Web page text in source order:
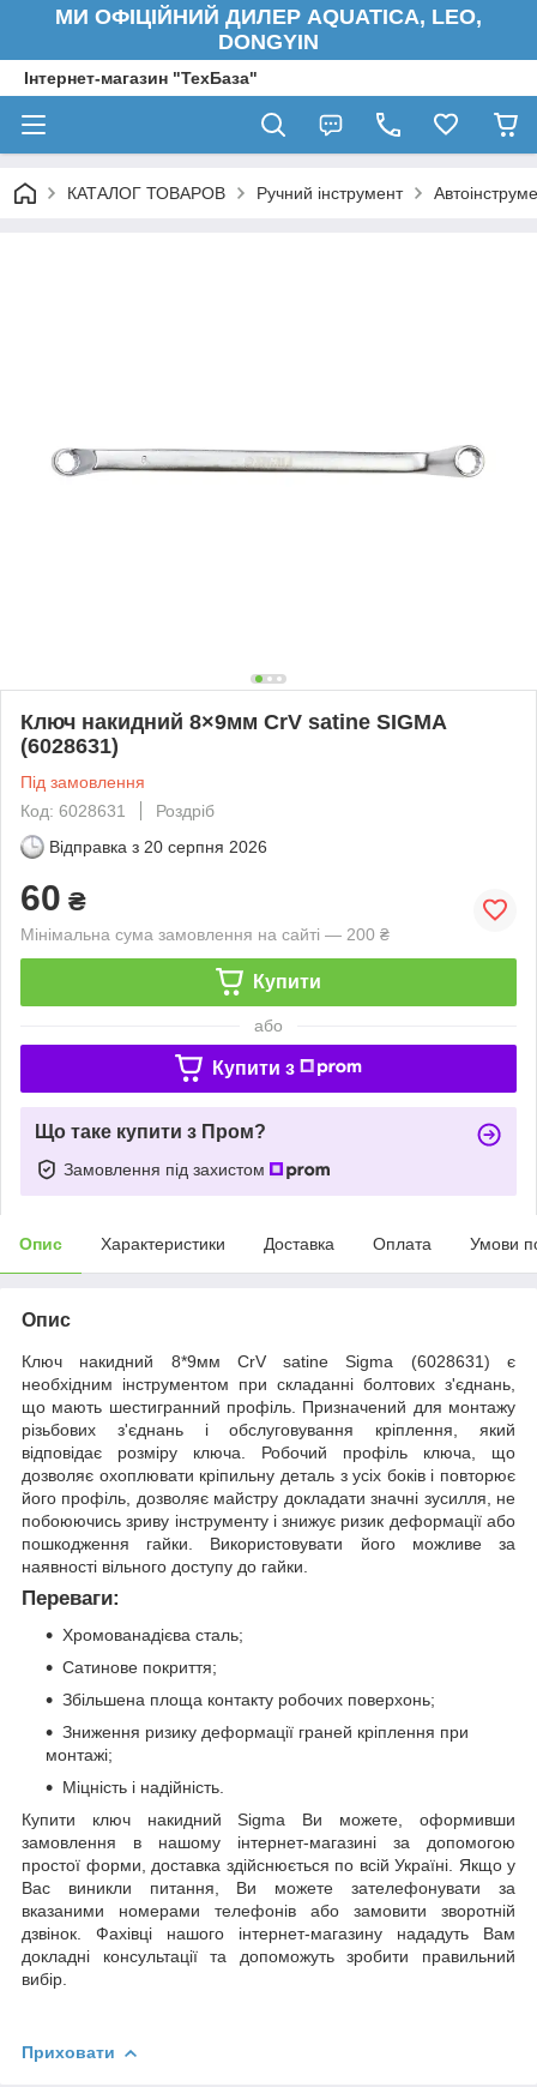
МИ ОФІЦІЙНИЙ ДИЛЕР AQUATICA, LEO,
DONGYIN
Інтернет-магазин "ТехБаза"
КАТАЛОГ ТОВАРОВ Ручний інструмент
Ключ накидний 8×9мм CrV satine SIGMA
(6028631)
Під замовлення
Код: 6028631
Роздріб
Відправка з 20 серпня 2026
60 ₴
Мінімальна сума замовлення на сайті — 200 ₴
Купити
або
Купити з
Що таке купити з Пром?
Замовлення під захистом
Опис Характеристики Доставка Оплата Умови
Опис
Ключ накидний 8*9мм CrV satine Sigma (6028631) є
необхідним інструментом при складанні болтових з'єднань,
що мають шестигранний профіль. Призначений для монтажу
різьбових з'єднань і обслуговування кріплення, який
відповідає розміру ключа. Робочий профіль ключа, що
дозволяє охоплювати кріпильну деталь з усіх боків і повторює
його профіль, дозволяє майстру докладати значні зусилля, не
побоюючись зриву інструменту і знижує ризик деформації або
пошкодження гайки. Використовувати його можливе за
наявності вільного доступу до гайки.
Переваги:
Хромованадієва сталь;
Сатинове покриття;
Збільшена площа контакту робочих поверхонь;
Зниження ризику деформації граней кріплення при
монтажі;
Міцність і надійність.
Купити ключ накидний Sigma Ви можете, оформивши
замовлення в нашому інтернет-магазині за допомогою
простої форми, доставка здійснюється по всій Україні. Якщо у
Вас виникли питання, Ви можете зателефонувати за
вказаними номерами телефонів або замовити зворотній
дзвінок. Фахівці нашого інтернет-магазину нададуть Вам
докладні консультації та допоможуть зробити правильний
вибір.
Приховати